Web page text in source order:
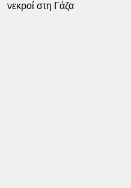
νεκροί στη Γάζα